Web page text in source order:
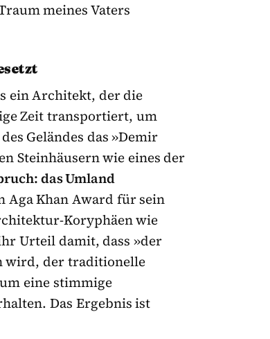
meines Vaters
ein Architekt, der die
Zeit transportiert, um
Geländes das »Demir
Steinhäusern wie eines der
das Umland
Aga Khan Award für sein
Koryphäen wie
Urteil damit, dass »der
wird, der traditionelle
eine stimmige
Das Ergebnis ist